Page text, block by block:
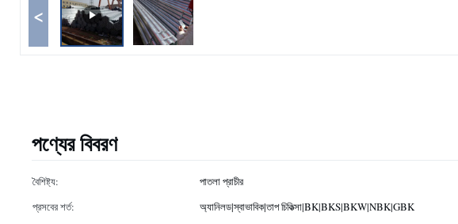
<
পণ্যের বিবরণ
বৈশিষ্ট্য: পাতলা প্রাচীর
প্রসবের শর্ত:
অ্যানিলড|স্বাভাবিক|তাপ চিকিত্সা|BK|BKS|BKW|NBK|GBK